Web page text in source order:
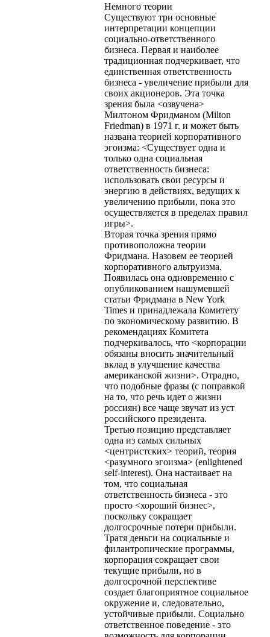
Немного теории
Существуют три основные
интерпретации концепции
социально-ответственного
бизнеса. Первая и наиболее
традиционная подчеркивает, что
единственная ответственность
бизнеса - увеличение прибыли для
своих акционеров. Эта точка
зрения была <озвучена>
Милтоном Фридманом (Milton
Friedman) в 1971 г. и может быть
названа теорией корпоративного
эгоизма: <Существует одна и
только одна социальная
ответственность бизнеса:
использовать свои ресурсы и
энергию в действиях, ведущих к
увеличению прибыли, пока это
осуществляется в пределах правил
игры>.
Вторая точка зрения прямо
противоположна теории
Фридмана. Назовем ее теорией
корпоративного альтруизма.
Появилась она одновременно с
опубликованием нашумевшей
статьи Фридмана в New York
Times и принадлежала Комитету
по экономическому развитию. В
рекомендациях Комитета
подчеркивалось, что <корпорации
обязаны вносить значительный
вклад в улучшение качества
американской жизни>. Отрадно,
что подобные фразы (с поправкой
на то, что речь идет о жизни
россиян) все чаще звучат из уст
российского президента.
Третью позицию представляет
одна из самых сильных
<центристских> теорий, теория
<разумного эгоизма> (еnlightened
self-interest). Она настаивает на
том, что социальная
ответственность бизнеса - это
просто <хороший бизнес>,
поскольку сокращает
долгосрочные потери прибыли.
Тратя деньги на социальные и
филантропические программы,
корпорация сокращает свои
текущие прибыли, но в
долгосрочной перспективе
создает благоприятное социальное
окружение и, следовательно,
устойчивые прибыли. Социально
ответственное поведение - это